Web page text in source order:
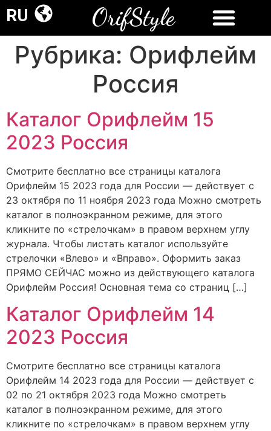
RU OrifStyle
Рубрика: Орифлейм
Россия
Каталог Орифлейм 15
2023 Россия
Смотрите бесплатно все страницы каталога
Орифлейм 15 2023 года для России — действует с
23 октября по 11 ноября 2023 года Можно смотреть
каталог в полноэкранном режиме, для этого
кликните по «стрелочкам» в правом верхнем углу
журнала. Чтобы листать каталог используйте
стрелочки «Влево» и «Вправо». Оформить заказ
ПРЯМО СЕЙЧАС можно из действующего каталога
Орифлейм Россия! Основная тема со страниц […]
Каталог Орифлейм 14
2023 Россия
Смотрите бесплатно все страницы каталога
Орифлейм 14 2023 года для России — действует с
02 по 21 октября 2023 года Можно смотреть
каталог в полноэкранном режиме, для этого
кликните по «стрелочкам» в правом верхнем углу